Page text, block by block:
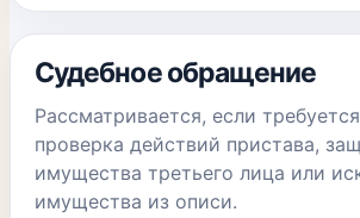
Судебное обращение
Рассматривается, если
проверка действий пристава,
имущества третьего лица или
имущества из описи.